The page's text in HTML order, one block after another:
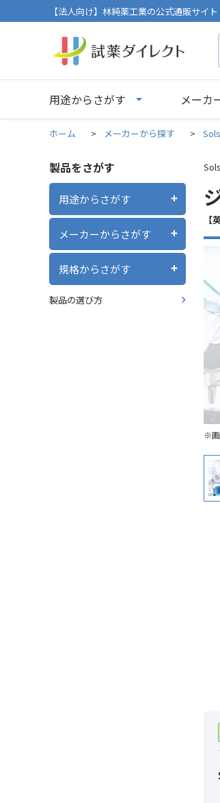
【法人向け】林純薬工業の公式通販サイト
用途からさがす メーカ
ホーム > メーカーから探す >
製品をさがす
用途からさがす
メーカーからさがす
規格からさがす
製品の選び方
※画